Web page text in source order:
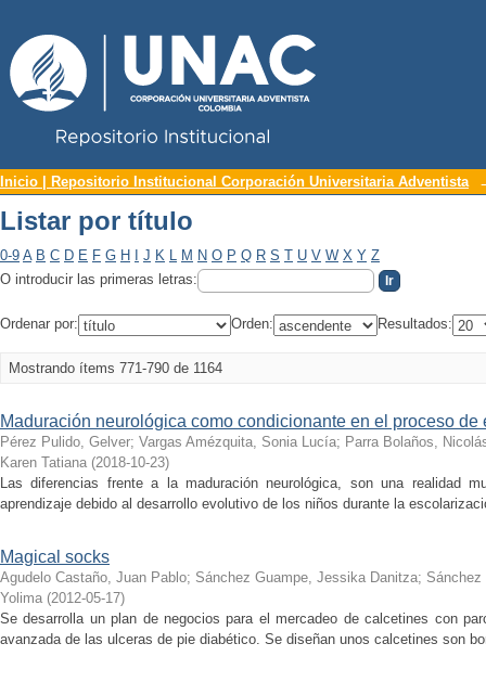
Listar por título
Inicio | Repositorio Institucional Corporación Universitaria Adventista
Listar por título
0-9 A B C D E F G H J K L M N O P Q R S T U V W X Y Z
O introducir las primeras letras:
Ordenar por: Orden: Resultados:
Mostrando ítems 771-790 de 1164
Maduración neurológica como condicionante en el proceso
Pérez Pulido, Gelver; Vargas Amézquita, Sonia Lucía; Parra Bolaños,
Karen Tatiana (2018-10-23)
Las diferencias frente a la maduración neurológica, son una realidad
aprendizaje debido al desarrollo evolutivo de los niños durante la
Magical socks
Agudelo Castaño, Juan Pablo; Sánchez Guampe, Jessika Danitza; Sánchez
Yolima (2012-05-17)
Se desarrolla un plan de negocios para el mercadeo de calcetines con
avanzada de las ulceras de pie diabético. Se diseñan unos calcetines son